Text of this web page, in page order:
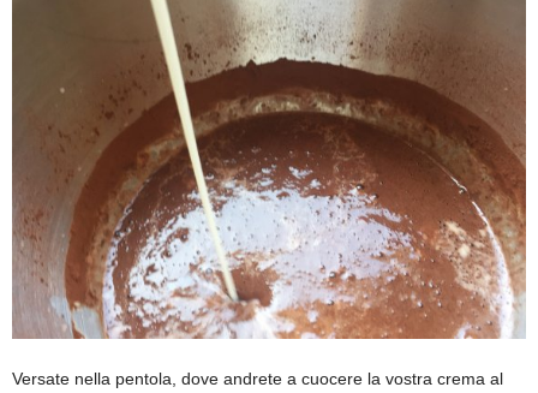
Versate nella pentola, dove andrete a cuocere la vostra crema al